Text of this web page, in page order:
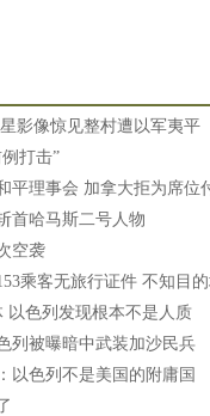
影像惊见整村遭以军夷平
打击”
平理事会 加拿大拒为席位
首哈马斯二号人物
空袭
乘客无旅行证件 不知目
以色列发现根本不是人质
列被曝暗中武装加沙民兵
以色列不是美国的附庸国